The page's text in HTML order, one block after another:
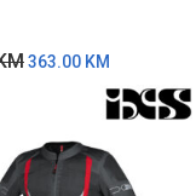
363.00 KM